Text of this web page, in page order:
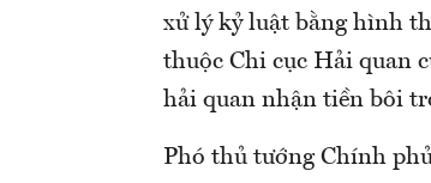
xử lý kỷ luật bằng hình
thuộc Chi cục Hải quan
hải quan nhận tiền bôi
Phó thủ tướng Chính